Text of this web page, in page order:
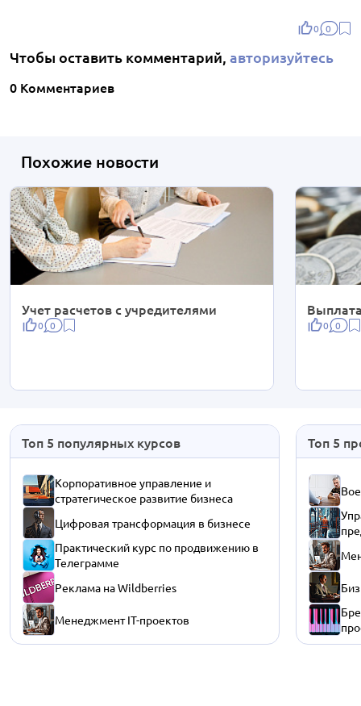
0 0
Чтобы оставить комментарий, авторизуйтесь
0 Комментариев
Похожие новости
Учет расчетов с учредителями
0 0 0 0
Топ 5 популярных курсов
Корпоративное управление и
стратегическое развитие бизнеса
Цифровая трансформация в бизнесе
Практический курс по продвижению в
Телеграмме
Реклама на Wildberries
Менеджмент IT-проектов
Топ 5